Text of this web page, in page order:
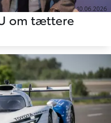
10.06.2026
om tættere